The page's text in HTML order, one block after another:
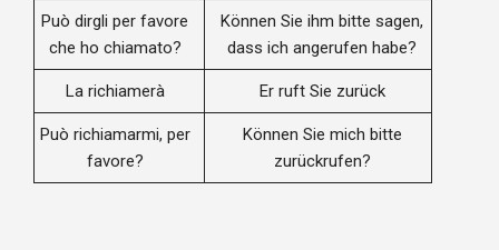
Può dirgli per favore
che ho chiamato?
Können Sie ihm bitte sagen,
dass ich angerufen habe?
La richiamerà Er ruft Sie zurück
Può richiamarmi, per
favore?
Können Sie mich bitte
zurückrufen?